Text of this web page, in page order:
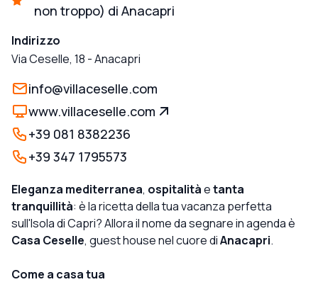
non troppo) di Anacapri
Indirizzo
Via Ceselle, 18 -Anacapri
info@villaceselle.com
www.villaceselle.com
+39 081 8382236
+39 347 1795573
Eleganza mediterranea, ospitalitàetanta
tranquillità: è la ricetta della tua vacanza perfetta
sull'Isola di Capri? Allora il nome da segnare in agenda è
Casa Ceselle, guest house nel cuore diAnacapri.
Come a casa tua